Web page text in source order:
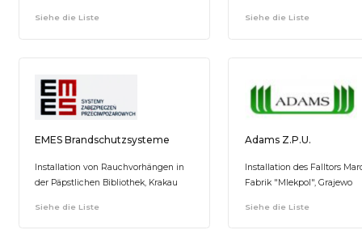
Siehe die Liste Siehe die Liste
EMES Brandschutzsysteme
Installation von Rauchvorhängen in
der Päpstlichen Bibliothek, Krakau
Siehe die Liste
Adams Z.P.U.
Installation des Falltors
Fabrik "Mlekpol", Grajewo
Siehe die Liste